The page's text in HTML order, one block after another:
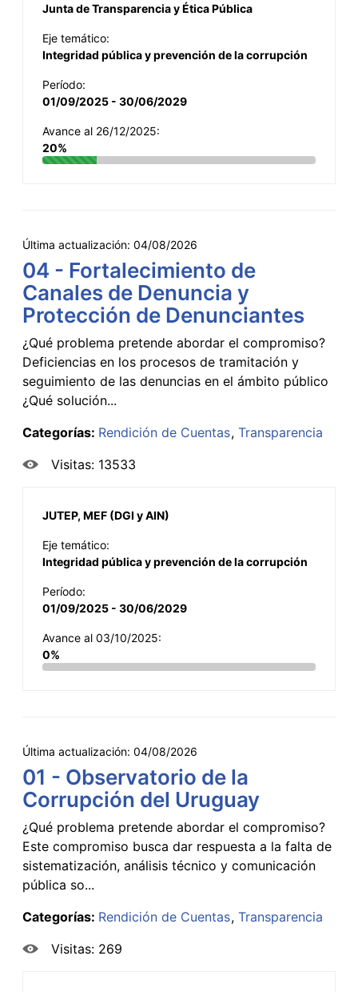
Junta de Transparencia y Ética Pública
Eje temático:
Integridad pública y prevención de la corrupción
Período:
01/09/2025 - 30/06/2029
Avance al 26/12/2025:
20%
Última actualización: 04/08/2026
04 - Fortalecimiento de
Canales de Denuncia y
Protección de Denunciantes
¿Qué problema pretende abordar el compromiso?
Deficiencias en los procesos de tramitación y
seguimiento de las denuncias en el ámbito público
¿Qué solución...
Categorías: Rendición de Cuentas Transparencia
Visitas: 13533
JUTEP, MEF (DGI y AIN)
Eje temático:
Integridad pública y prevención de la corrupción
Período:
01/09/2025 - 30/06/2029
Avance al 03/10/2025:
0%
Última actualización: 04/08/2026
01 - Observatorio de la
Corrupción del Uruguay
¿Qué problema pretende abordar el compromiso?
Este compromiso busca dar respuesta a la falta de
sistematización, análisis técnico y comunicación
pública so...
Categorías: Rendición de Cuentas Transparencia
Visitas: 269